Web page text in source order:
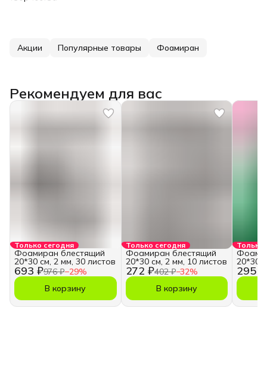
Акции Популярные товары Фоамиран
Рекомендуем для вас
Только сегодня
693 ₽976 ₽−29%
Фоамиран блестящий
20*30 см, 2 мм, 30 листов
В корзину
Только сегодня
272 ₽402 ₽−32%
Фоамиран блестящий
20*30 см, 2 мм, 10 листов
В корзину
Только
295 ₽
20*30